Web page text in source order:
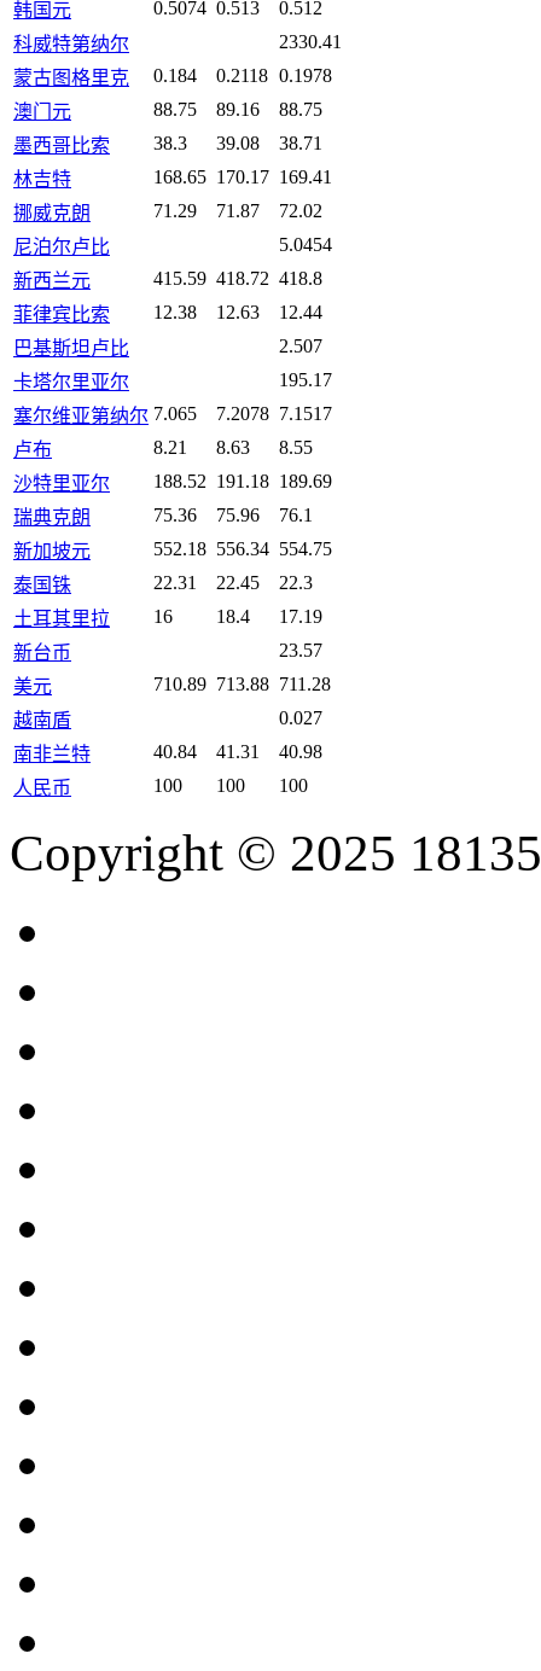
韩国元 0.5074 0.513
0.512
科威特第纳尔
2330.41
蒙古图格里克
0.184 0.2118 0.1978
澳门元
88.75 89.16
88.75
墨西哥比索
38.3 39.08
38.71
林吉特
168.65 170.17 169.41
挪威克朗
71.29 71.87
72.02
尼泊尔卢比
5.0454
新西兰元
415.59 418.72 418.8
菲律宾比索
12.38 12.63
12.44
巴基斯坦卢比
2.507
卡塔尔里亚尔
195.17
塞尔维亚第纳尔 7.065 7.2078 7.1517
卢布
8.21 8.63
8.55
沙特里亚尔
188.52 191.18 189.69
瑞典克朗
75.36 75.96
76.1
新加坡元
552.18 556.34 554.75
泰国铢
22.31 22.45
22.3
土耳其里拉
16 18.4
17.19
新台币
23.57
美元
710.89 713.88 711.28
越南盾
0.027
南非兰特
40.84 41.31
40.98
人民币
100 100 100
Copyright © 2025